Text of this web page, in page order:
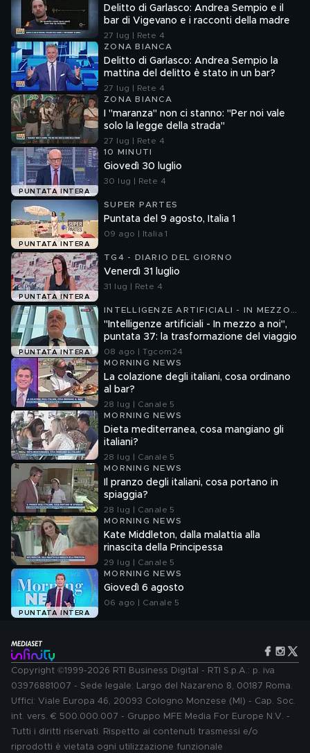
Delitto di Garlasco: Andrea Sempio e il
bar di Vigevano e i racconti della madre
27 lug | Rete 4
ZONA BIANCA
Delitto di Garlasco: Andrea Sempio la
mattina del delitto è stato in un bar?
27 lug | Rete 4
ZONA BIANCA
I "maranza" non ci stanno: "Per noi vale
solo la legge della strada"
27 lug | Rete 4
PUNTATA INTERA
10 MINUTI
Giovedì 30 luglio
30 lug | Rete 4
PUNTATA INTERA
SUPER PARTES
Puntata del 9 agosto, Italia 1
09 ago | Italia 1
PUNTATA INTERA
TG4 - DIARIO DEL GIORNO
Venerdì 31 luglio
31 lug | Rete 4
PUNTATA INTERA
INTELLIGENZE ARTIFICIALI - IN MEZZO
A NOI
"Intelligenze artificiali - In mezzo a noi",
puntata 37: la trasformazione del viaggio
08 ago | Tgcom24
MORNING NEWS
La colazione degli italiani, cosa ordinano
al bar?
28 lug | Canale 5
MORNING NEWS
Dieta mediterranea, cosa mangiano gli
italiani?
28 lug | Canale 5
MORNING NEWS
Il pranzo degli italiani, cosa portano in
spiaggia?
28 lug | Canale 5
MORNING NEWS
Kate Middleton, dalla malattia alla
rinascita della Principessa
29 lug | Canale 5
PUNTATA INTERA
MORNING NEWS
Giovedì 6 agosto
06 ago | Canale 5
Copyright ©1999-2026 RTI Business Digital - RTI S.p.A.: p. iva
03976881007 - Sede legale: Largo del Nazareno 8, 00187 Roma.
Uffici: Viale Europa 46, 20093 Cologno Monzese (MI) - Cap. Soc.
int. vers. € 500.000.007 - Gruppo MFE Media For Europe N.V. -
Tutti i diritti riservati. Rispetto ai contenuti trasmessi e/o
riprodotti è vietata ogni utilizzazione funzionale